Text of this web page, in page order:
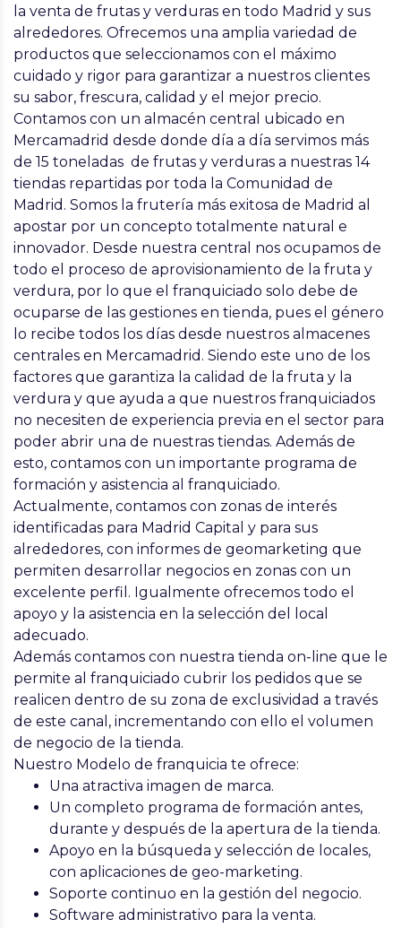
la venta de frutas y verduras en todo Madrid y sus
alrededores. Ofrecemos una amplia variedad de
productos que seleccionamos con el máximo
cuidado y rigor para garantizar a nuestros clientes
su sabor, frescura, calidad y el mejor precio.
Contamos con un almacén central ubicado en
Mercamadrid desde donde día a día servimos más
de 15 toneladas de frutas y verduras a nuestras 14
tiendas repartidas por toda la Comunidad de
Madrid. Somos la frutería más exitosa de Madrid al
apostar por un concepto totalmente natural e
innovador. Desde nuestra central nos ocupamos de
todo el proceso de aprovisionamiento de la fruta y
verdura, por lo que el franquiciado solo debe de
ocuparse de las gestiones en tienda, pues el género
lo recibe todos los días desde nuestros almacenes
centrales en Mercamadrid. Siendo este uno de los
factores que garantiza la calidad de la fruta y la
verdura y que ayuda a que nuestros franquiciados
no necesiten de experiencia previa en el sector para
poder abrir una de nuestras tiendas. Además de
esto, contamos con un importante programa de
formación y asistencia al franquiciado.
Actualmente, contamos con zonas de interés
identificadas para Madrid Capital y para sus
alrededores, con informes de geomarketing que
permiten desarrollar negocios en zonas con un
excelente perfil. Igualmente ofrecemos todo el
apoyo y la asistencia en la selección del local
adecuado.
Además contamos con nuestra tienda on-line que le
permite al franquiciado cubrir los pedidos que se
realicen dentro de su zona de exclusividad a través
de este canal, incrementando con ello el volumen
de negocio de la tienda.
Nuestro Modelo de franquicia te ofrece:
Una atractiva imagen de marca.
Un completo programa de formación antes,
durante y después de la apertura de la tienda.
Apoyo en la búsqueda y selección de locales,
con aplicaciones de geo-marketing.
Soporte continuo en la gestión del negocio.
Software administrativo para la venta.